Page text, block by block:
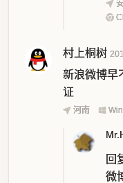
村上桐树
新浪微博早
证
河南
回
微